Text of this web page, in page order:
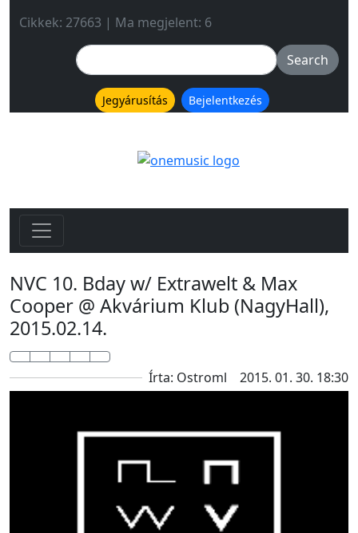
Cikkek: 27663 | Ma megjelent: 6
Jegyárusítás Bejelentkezés
NVC 10. Bday w/ Extrawelt & Max
Cooper @ Akvárium Klub (NagyHall),
2015.02.14.
Írta: Ostroml 2015. 01. 30. 18:30